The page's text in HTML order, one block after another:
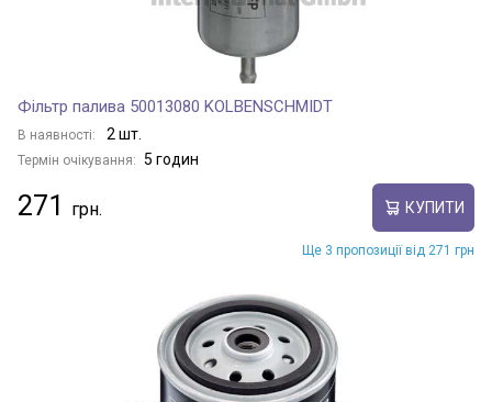
Фільтр палива 50013080 KOLBENSCHMIDT
В наявності: 2 шт.
Термін очікування: 5 годин
271 КУПИТИ
Ще 3 пропозиції від 271 грн